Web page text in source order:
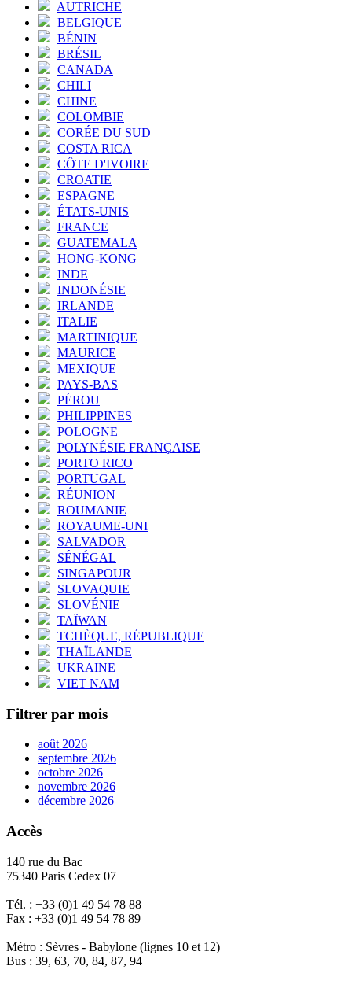
AUTRICHE
BELGIQUE
BÉNIN
BRÉSIL
CANADA
CHILI
CHINE
COLOMBIE
CORÉE DU SUD
COSTA RICA
CÔTE D'IVOIRE
CROATIE
ESPAGNE
ÉTATS-UNIS
FRANCE
GUATEMALA
HONG-KONG
INDE
INDONÉSIE
IRLANDE
ITALIE
MARTINIQUE
MAURICE
MEXIQUE
PAYS-BAS
PÉROU
PHILIPPINES
POLOGNE
POLYNÉSIE FRANÇAISE
PORTO RICO
PORTUGAL
RÉUNION
ROUMANIE
ROYAUME-UNI
SALVADOR
SÉNÉGAL
SINGAPOUR
SLOVAQUIE
SLOVÉNIE
TAÏWAN
TCHÈQUE, RÉPUBLIQUE
THAÏLANDE
UKRAINE
VIET NAM
Filtrer par mois
août 2026
septembre 2026
octobre 2026
novembre 2026
décembre 2026
Accès
140 rue du Bac
75340 Paris Cedex 07
Tél. : +33 (0)1 49 54 78 88
Fax : +33 (0)1 49 54 78 89
Métro : Sèvres - Babylone (lignes 10 et 12)
Bus : 39, 63, 70, 84, 87, 94